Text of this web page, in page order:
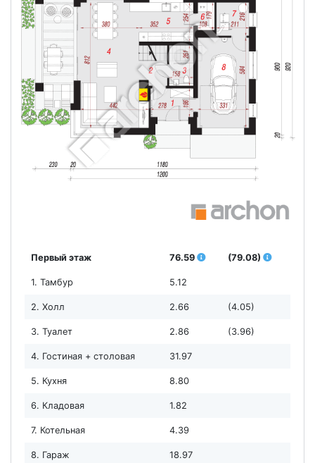
Первый этаж 76.59 (79.08)
1. Тамбур 5.12
2. Холл 2.66 (4.05)
3. Туалет 2.86 (3.96)
4. Гостиная + столовая 31.97
5. Кухня 8.80
6. Кладовая 1.82
7. Котельная 4.39
8. Гараж 18.97